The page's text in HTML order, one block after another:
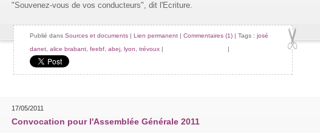
"Souvenez-vous de vos conducteurs", dit l'Ecriture.
Publié dans Sources et documents | Lien permanent | Commentaires (1) | Tags : josé
danet alice brabant feebf abej lyon trévoux | |
17/05/2011
Convocation pour l'Assemblée Générale 2011